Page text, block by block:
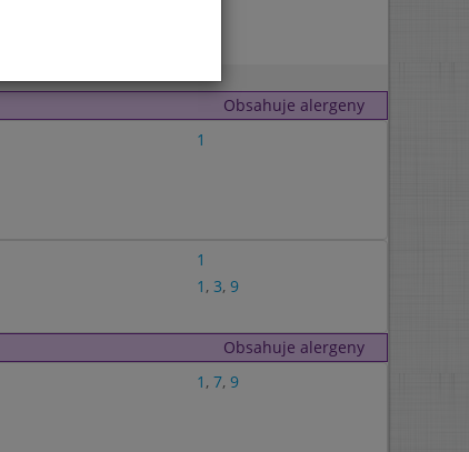
Obsahuje alergeny
1
1
1 , 3, 9
Obsahuje alergeny
1 , 7, 9